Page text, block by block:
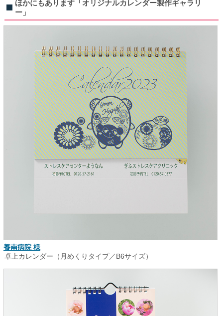
ほかにもあります「オリジナルカレンダー製作ギャラリ
ー」
養南病院 様
卓上カレンダー（月めくりタイプ／B6サイズ）